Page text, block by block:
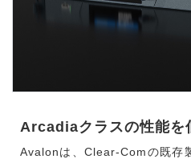
Arcadiaクラスの性能を
Avalonは、Clear-Comの既存